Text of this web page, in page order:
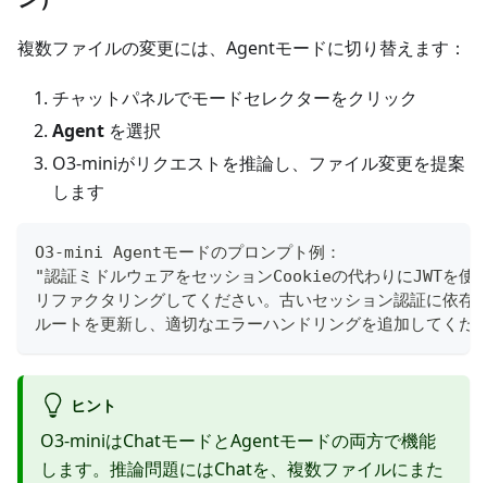
複数ファイルの変更には、Agentモードに切り替えます：
チャットパネルでモードセレクターをクリック
Agent を選択
O3-miniがリクエストを推論し、ファイル変更を提案
します
O3-mini Agentモードのプロンプト例：
"認証ミドルウェアをセッションCookieの代わりにJWTを使
リファクタリングしてください。古いセッション認証に依存
ルートを更新し、適切なエラーハンドリングを追加してくだ
ヒント
O3-miniはChatモードとAgentモードの両方で機能
します。推論問題にはChatを、複数ファイルにまた